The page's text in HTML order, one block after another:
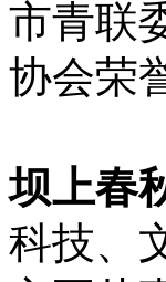
市青联
协会荣
坝上春
科技、